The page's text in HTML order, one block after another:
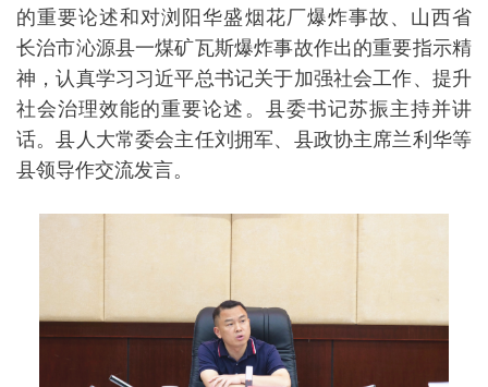
的重要论述和对浏阳华盛烟花厂爆炸事故、山西省
长治市沁源县一煤矿瓦斯爆炸事故作出的重要指示精
神，认真学习习近平总书记关于加强社会工作、提升
社会治理效能的重要论述。县委书记苏振主持并讲
话。县人大常委会主任刘拥军、县政协主席兰利华等
县领导作交流发言。